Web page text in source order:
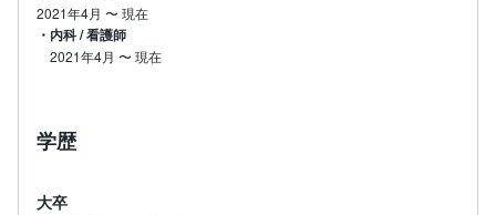
2021年4月 〜現在
・内科 / 看護師
2021年4月 〜現在
学歴
大卒